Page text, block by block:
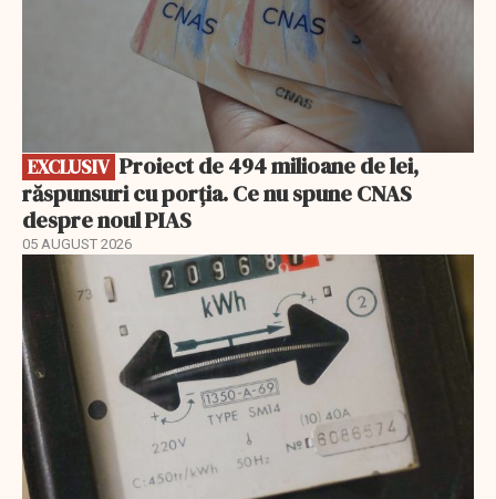
EXCLUSIV
răspunsuri cu porția. Ce nu spune CNAS
despre noul PIAS
05 AUGUST 2026